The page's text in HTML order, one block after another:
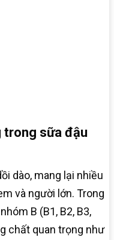
trong sữa đậu
dào, mang lại nhiều
và người lớn. Trong
B (B1, B2, B3,
chất quan trọng như